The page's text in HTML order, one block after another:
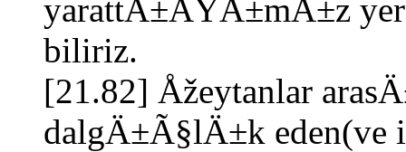
yarattÄ±ÄŸÄ±mÄ±z
biliriz.
[21.82] Åžeytanlar
dalgÄ±Ã§lÄ±k eden(ve